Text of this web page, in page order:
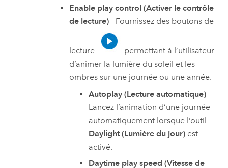
Enable play control (Activer le contrôle
de lecture)- Fournissez des boutons de
lecture
permettant à l’utilisateur
d’animer la lumière du soleil et les
ombres sur une journée ou une année.
Autoplay (Lecture automatique) -
Lancez l’animation d’une journée
automatiquement lorsque l’outil
Daylight (Lumière du jour) est
activé.
Daytime play speed (Vitesse de